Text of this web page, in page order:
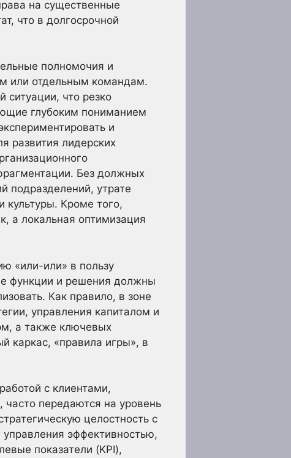
на существенные
что в долгосрочной
полномочия и
или отдельным командам.
ситуации, что резко
глубоким пониманием
и
развития лидерских
Без должных
подразделений, утрате
культуры. Кроме того,
а локальная оптимизация
«или-или» в пользу
функции и решения должны
Как правило, в зоне
управления капиталом и
а также ключевых
каркас, «правила игры», в
с клиентами,
передаются на уровень
целостность с
управления эффективностью,
показатели (KPI),